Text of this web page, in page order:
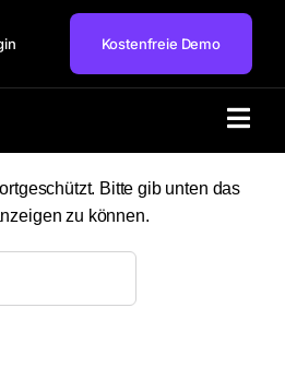
Kostenfreie Demo
Bitte gib unten das
zu können.